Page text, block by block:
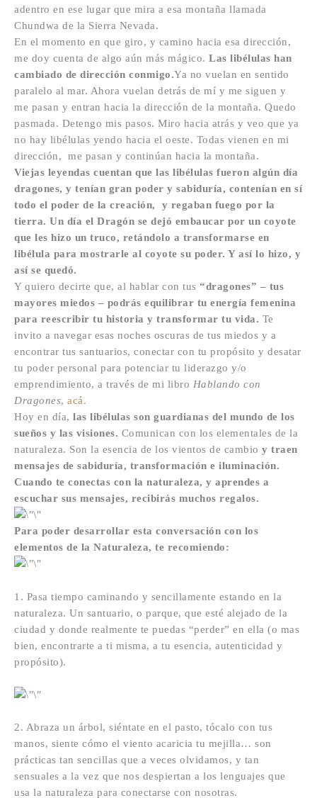
adentro en ese lugar que mira a esa montaña llamada
Chundwa de la Sierra Nevada.
En el momento en que giro, y camino hacia esa dirección,
me doy cuenta de algo aún más mágico. Las libélulas han
cambiado de dirección conmigo.Ya no vuelan en sentido
paralelo al mar. Ahora vuelan detrás de mí y me siguen y
me pasan y entran hacia la dirección de la montaña. Quedo
pasmada. Detengo mis pasos. Miro hacia atrás y veo que ya
no hay libélulas yendo hacia el oeste. Todas vienen en mi
dirección, me pasan y continúan hacia la montaña.
Viejas leyendas cuentan que las libélulas fueron algún día
dragones, y tenían gran poder y sabiduría, contenían en sí
todo el poder de la creación, y regaban fuego por la
tierra. Un día el Dragón se dejó embaucar por un coyote
que les hizo un truco, retándolo a transformarse en
libélula para mostrarle al coyote su poder. Y así lo hizo, y
así se quedó.
Y quiero decirte que, al hablar con tus “dragones” – tus
mayores miedos – podrás equilibrar tu energía femenina
para reescribir tu historia y transformar tu vida. Te
invito a navegar esas noches oscuras de tus miedos y a
encontrar tus santuarios, conectar con tu propósito y desatar
tu poder personal para potenciar tu liderazgo y/o
emprendimiento, a través de mi libro Hablando con
Dragones, acá.
Hoy en día, las libélulas son guardianas del mundo de los
sueños y las visiones. Comunican con los elementales de la
naturaleza. Son la esencia de los vientos de cambio y traen
mensajes de sabiduría, transformación e iluminación.
Cuando te conectas con la naturaleza, y aprendes a
escuchar sus mensajes, recibirás muchos regalos.
Para poder desarrollar esta conversación con los
elementos de la Naturaleza, te recomiendo:
1. Pasa tiempo caminando y sencillamente estando en la
naturaleza. Un santuario, o parque, que esté alejado de la
ciudad y donde realmente te puedas “perder” en ella (o mas
bien, encontrarte a ti misma, a tu esencia, autenticidad y
propósito).
2. Abraza un árbol, siéntate en el pasto, tócalo con tus
manos, siente cómo el viento acaricia tu mejilla… son
prácticas tan sencillas que a veces olvidamos, y tan
sensuales a la vez que nos despiertan a los lenguajes que
usa la naturaleza para conectarse con nosotras.